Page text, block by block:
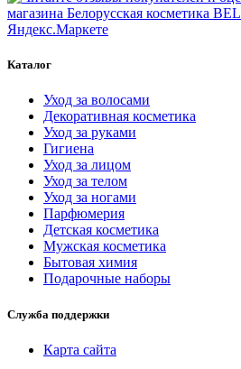
Каталог
Уход за волосами
Декоративная косметика
Уход за руками
Гигиена
Уход за лицом
Уход за телом
Уход за ногами
Парфюмерия
Детская косметика
Мужская косметика
Бытовая химия
Подарочные наборы
Служба поддержки
Карта сайта